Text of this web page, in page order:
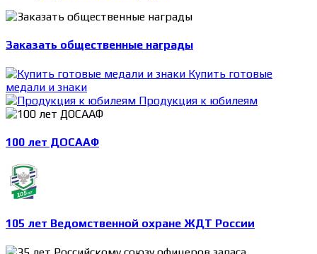
Заказать общественные награды
Купить готовые
медали и знаки
Продукция к юбилеям
100 лет ДОСААФ
105 лет Ведомственной охране ЖДТ России